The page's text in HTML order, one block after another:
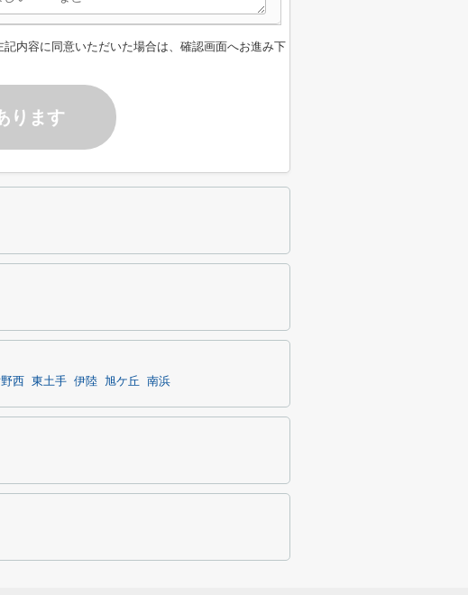
内容に同意いただいた場合は、確認画面へお進み下
ります
西 東土手 伊陸 旭ケ丘 南浜